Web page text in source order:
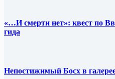
«…И смерти нет»: квест по
гида
Непостижимый Босх в